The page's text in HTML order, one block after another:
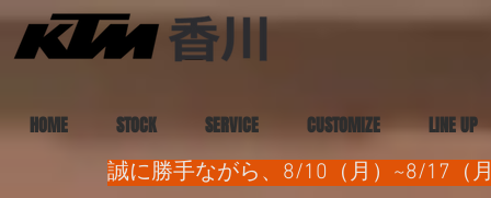
HOME STOCK SERVICE CUSTOMIZE LINE UP
誠に勝手ながら、8/10（月）~8/17（